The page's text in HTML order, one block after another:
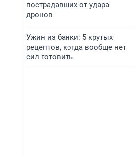
пострадавших от удара
дронов
Ужин из банки: 5 крутых
рецептов, когда вообще нет
сил готовить